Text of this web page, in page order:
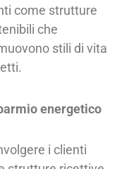
come strutture
che
stili di vita
energetico
i clienti